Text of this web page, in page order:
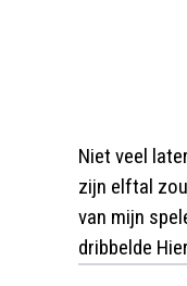
Niet veel
zijn elftal
van mijn
dribbelde